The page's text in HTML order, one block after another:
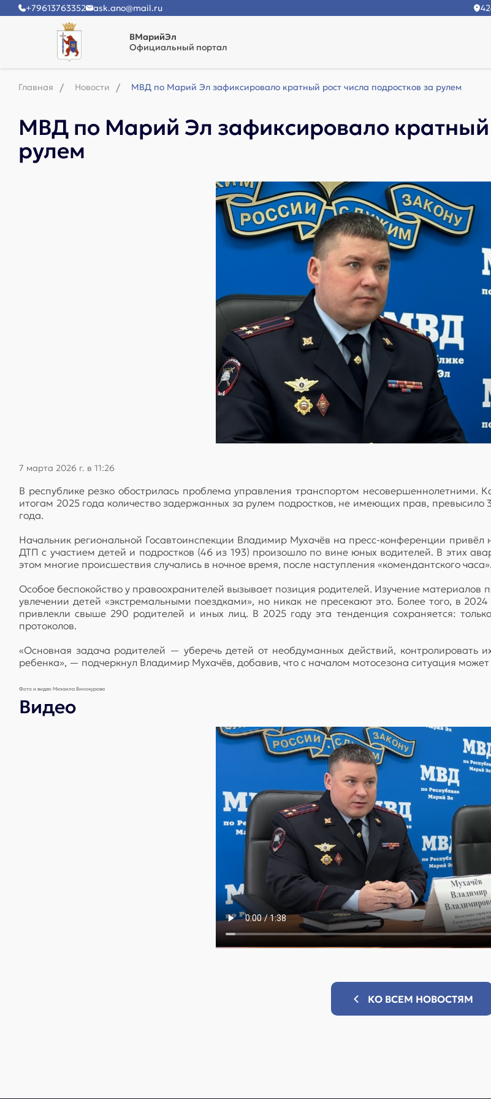
+79613763352 ask.ano@mail.ru
ВМарийЭл
Официальный портал
Главная Новости МВД по Марий Эл зафиксировало кратный рост числа подростков за рулем
МВД по Марий Эл зафиксировало кратный
рулем
7 марта 2026 г. в 11:26
В республике резко обострилась проблема управления транспортом несовершеннолетними.
итогам 2025 года количество задержанных за рулем подростков, не имеющих прав, превысило
года.
Начальник региональной Госавтоинспекции Владимир Мухачёв на пресс-конференции
ДТП с участием детей и подростков (46 из 193) произошло по вине юных водителей. В этих
этом многие происшествия случались в ночное время, после наступления «комендантского часа».
Особое беспокойство у правоохранителей вызывает позиция родителей. Изучение материалов
увлечении детей «экстремальными поездками», но никак не пресекают это. Более того, в
привлекли свыше 290 родителей и иных лиц. В 2025 году эта тенденция сохраняется:
протоколов.
«Основная задача родителей — уберечь детей от необдуманных действий, контролировать
ребенка», — подчеркнул Владимир Мухачёв, добавив, что с началом мотосезона ситуация может
Фото и видео Михаила Винокурова
Видео
КО ВСЕМ НОВОСТЯМ